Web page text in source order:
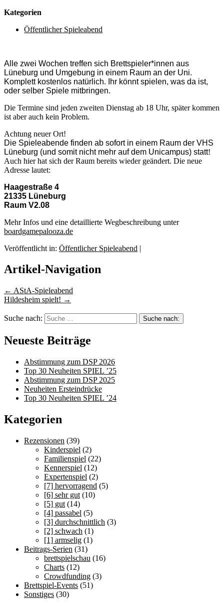
Kategorien
Öffentlicher Spieleabend
Alle zwei Wochen treffen sich Brettspieler*innen aus
Lüneburg und Umgebung in einem Raum an der Uni.
Komplett kostenlos natürlich. Ihr könnt spielen, was da ist,
oder selber Spiele mitbringen.
Die Termine sind jeden zweiten Dienstag ab 18 Uhr, später kommen
ist aber auch kein Problem.
Achtung neuer Ort!
Die Spieleabende finden ab sofort in einem Raum der VHS
Lüneburg (und somit nicht mehr auf dem Unicampus) statt!
Auch hier hat sich der Raum bereits wieder geändert. Die neue
Adresse lautet:
Haagestraße 4
21335 Lüneburg
Raum V2.08
Mehr Infos und eine detaillierte Wegbeschreibung unter
boardgamepalooza.de
Veröffentlicht in: Öffentlicher Spieleabend |
Artikel-Navigation
← AStA-Spieleabend
Hildesheim spielt! →
Suche nach:
Neueste Beiträge
Abstimmung zum DSP 2026
Top 30 Neuheiten SPIEL ’25
Abstimmung zum DSP 2025
Neuheiten Ersteindrücke
Top 30 Neuheiten SPIEL ’24
Kategorien
Rezensionen (39)
Kinderspiel (2)
Familienspiel (22)
Kennerspiel (12)
Expertenspiel (2)
[7] hervorragend (5)
[6] sehr gut (10)
[5] gut (14)
[4] passabel (5)
[3] durchschnittlich (3)
[2] schwach (1)
[1] armselig (1)
Beitrags-Serien (31)
brettspielschau (16)
Charts (12)
Crowdfunding (3)
Brettspiel-Events (51)
Sonstiges (30)